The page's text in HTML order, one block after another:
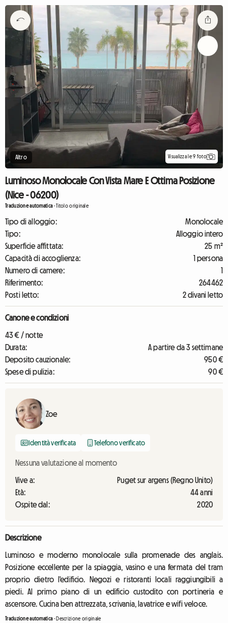
Altro Visualizza le 9 foto
Luminoso Monolocale Con Vista Mare E Ottima Posizione
(Nice - 06200)
Traduzione automatica-Titolo originale
Tipo di alloggio:
Monolocale
Tipo:
Alloggio intero
Superficie affittata:
25 m²
Capacità di accoglienza:
1 persona
Numero di camere:
1
Riferimento:
264462
Posti letto:
2 divani letto
Canone e condizioni
43 € / notte
Durata:
A partire da 3 settimane
Deposito cauzionale:
950 €
Spese di pulizia:
90 €
Zoe
Identità verificata Telefono verificato
Nessuna valutazione al momento
Vive a:
Puget sur argens (Regno Unito)
Età:
44 anni
Ospite dal:
2020
Descrizione
Luminoso e moderno monolocale sulla promenade des anglais.
Posizione eccellente per la spiaggia, vasino e una fermata del tram
proprio dietro l'edificio. Negozi e ristoranti locali raggiungibili a
piedi. Al primo piano di un edificio custodito con portineria e
ascensore. Cucina ben attrezzata, scrivania, lavatrice e wifi veloce.
Traduzione automatica-Descrizione originale